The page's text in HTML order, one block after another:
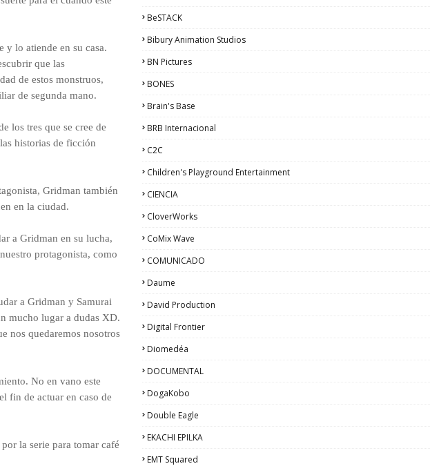
y lo atiende en su casa.
que las
de estos monstruos,
de segunda mano.
los tres que se cree de
historias de ficción
Gridman también
en la ciudad.
a Gridman en su lucha,
protagonista, como
a Gridman y Samurai
mucho lugar a dudas XD.
nos quedaremos nosotros
No en vano este
fin de actuar en caso de
la serie para tomar café
BeSTACK
Bibury Animation Studios
BN Pictures
BONES
Brain's Base
BRB Internacional
C2C
Children's Playground Entertainment
CIENCIA
CloverWorks
CoMix Wave
COMUNICADO
Daume
David Production
Digital Frontier
Diomedéa
DOCUMENTAL
DogaKobo
Double Eagle
EKACHI EPILKA
EMT Squared